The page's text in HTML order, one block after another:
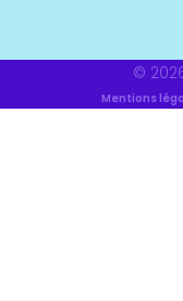
©
Mentions